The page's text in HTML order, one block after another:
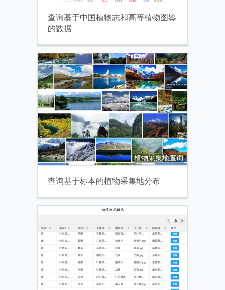
查询基于中国植物志和高等植物图鉴
的数据
植物采集地查询
查询基于标本的植物采集地分布